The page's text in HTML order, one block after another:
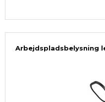
Arbejdspladsbelysning